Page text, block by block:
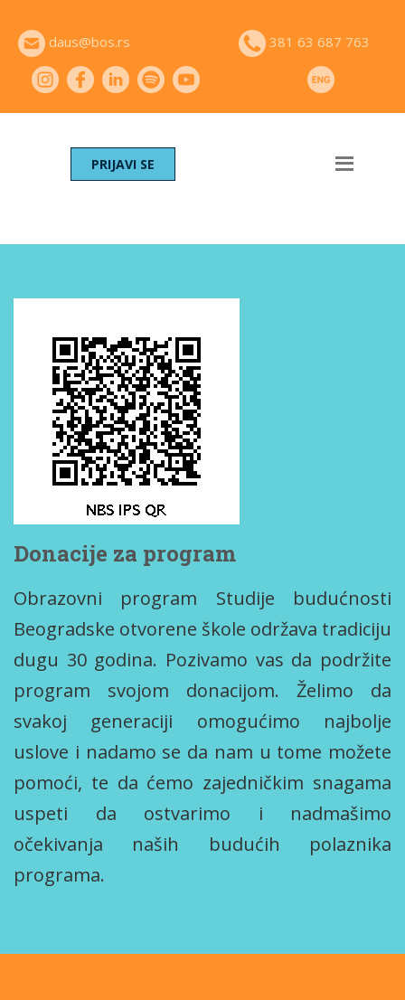
daus@bos.rs 381 63 687 763
PRIJAVI SE
Donacije za program
Obrazovni program Studije budućnosti
Beogradske otvorene škole održava tradiciju
dugu 30 godina. Pozivamo vas da podržite
program svojom donacijom. Želimo da
svakoj generaciji omogućimo najbolje
uslove i nadamo se da nam u tome možete
pomoći, te da ćemo zajedničkim snagama
uspeti da ostvarimo i nadmašimo
očekivanja naših budućih polaznika
programa.